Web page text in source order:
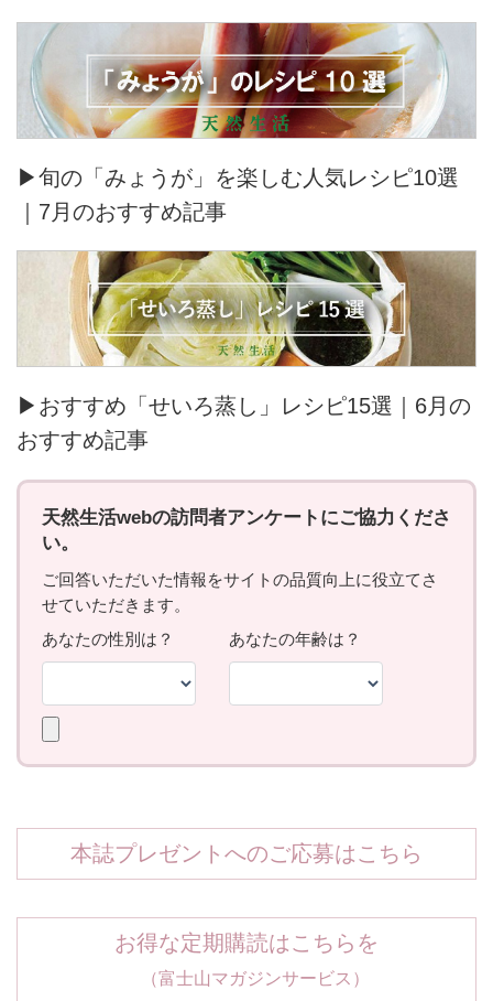
▶旬の「みょうが」を楽しむ人気レシピ10選
｜7月のおすすめ記事
▶おすすめ「せいろ蒸し」レシピ15選｜6月の
おすすめ記事
本誌プレゼントへのご応募はこちら
お得な定期購読はこちらを
（富士山マガジンサービス）